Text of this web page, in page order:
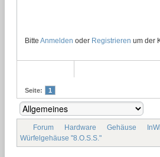
Bitte Anmelden oder Registrieren um der
Seite: 1
Forum Hardware Gehäuse
Würfelgehäuse "8.O.S.S."